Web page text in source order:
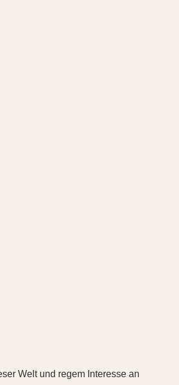
Welt und regem Interesse an